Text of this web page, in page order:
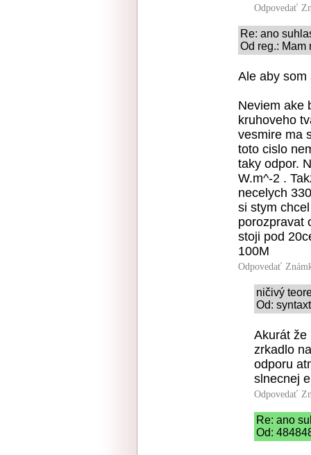
Odpovedať
Re: ano
Od reg.: Mam
Ale aby som
Neviem ake
kruhoveho
vesmire ma
toto cislo
taky odpor.
W.m^-2 .
necelych
si stym
porozpravat
stoji pod
100M
Odpovedať
ničivý
Od:
Akurát že
zrkadlo
odporu
slnecnej
Odpovedať
Re: ano
Od: